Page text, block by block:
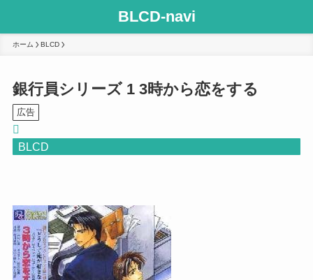
BLCD-navi
ホーム BLCD
銀行員シリーズ 1 3時から恋をする
広告
BLCD